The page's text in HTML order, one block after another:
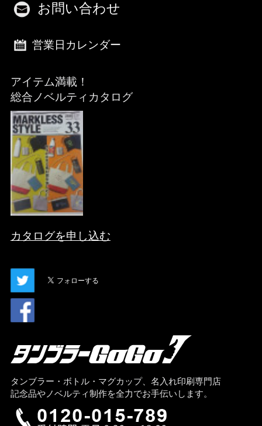
お問い合わせ
営業日カレンダー
アイテム満載！
総合ノベルティカタログ
カタログを申し込む
タンブラー・ボトル・マグカップ、名入れ印刷専門店
記念品やノベルティ制作を全力でお手伝いします。